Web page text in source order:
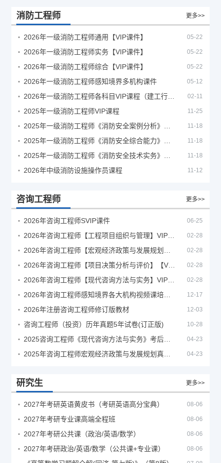
消防工程师 更多>>
2026年一级消防工程师通用【VIP课件】 05-22
2026年一级消防工程师实务【VIP课件】 05-22
2026年一级消防工程师综合【VIP课件】 05-22
2026年一级消防工程师感知境界多机构课件 05-12
02-11
2025年一级消防工程师VIP课程 11-25
11-18
11-18
11-18
2026年中级消防设施操作员课程 11-12
咨询工程师 更多>>
2026年咨询工程师SVIP课件 06-25
02-28
02-28
02-28
02-28
12-17
2026年注册咨询工程师修订版教材 12-03
咨询工程师（投资）历年真题5年试卷(订正版) 10-28
04-23
04-23
研究生 更多>>
2027年考研英语黄皮书（考研英语高分宝典） 08-06
2027年考研专业课高端全程班 08-06
2027年考研公共课（政治/英语/数学） 08-06
2027年考研政治/英语/数学（公共课+专业课） 08-06